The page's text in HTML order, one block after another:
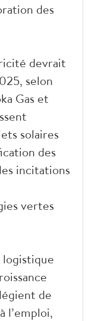
des
devrait
selon
Gas et
solaires
des
incitations
vertes
logistique
de
l’emploi,